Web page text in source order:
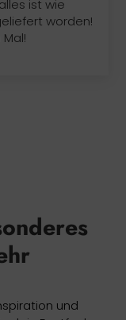
ist wie
worden!
und